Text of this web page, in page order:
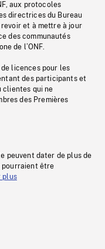
aux protocoles
directrices du Bureau
et à mettre à jour
des communautés
de l’ONF.
de licences pour les
des participants et
clientes qui ne
des Premières
peuvent dater de plus de
pourraient être
plus